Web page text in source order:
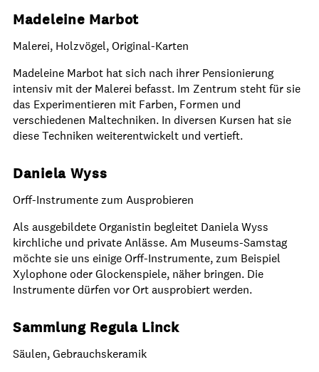
Madeleine Marbot
Malerei, Holzvögel, Original-Karten
Madeleine Marbot hat sich nach ihrer Pensionierung
intensiv mit der Malerei befasst. Im Zentrum steht für sie
das Experimentieren mit Farben, Formen und
verschiedenen Maltechniken. In diversen Kursen hat sie
diese Techniken weiterentwickelt und vertieft.
Daniela Wyss
Orff-Instrumente zum Ausprobieren
Als ausgebildete Organistin begleitet Daniela Wyss
kirchliche und private Anlässe. Am Museums-Samstag
möchte sie uns einige Orff-Instrumente, zum Beispiel
Xylophone oder Glockenspiele, näher bringen. Die
Instrumente dürfen vor Ort ausprobiert werden.
Sammlung Regula Linck
Säulen, Gebrauchskeramik